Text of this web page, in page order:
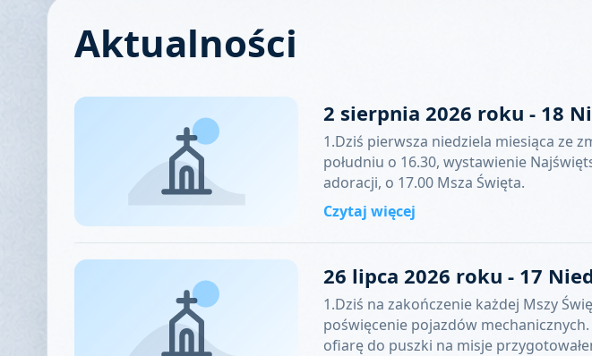
Aktualności
2 sierpnia 2026 roku - 18
1.Dziś pierwsza niedziela miesiąca ze
południu o 16.30, wystawienie
adoracji, o 17.00 Msza Święta.
Czytaj więcej
26 lipca 2026 roku - 17
1.Dziś na zakończenie każdej Mszy
poświęcenie pojazdów
ofiarę do puszki na misje